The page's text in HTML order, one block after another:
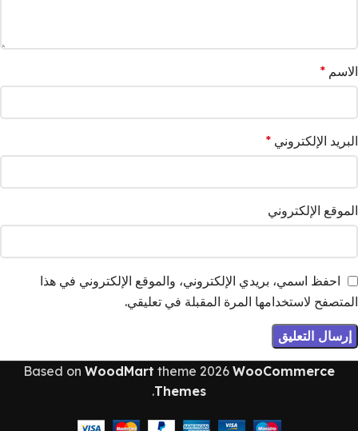
الاسم *
البريد الإلكتروني *
الموقع الإلكتروني
احفظ اسمي، بريدي الإلكتروني، والموقع الإلكتروني في هذا
المتصفح لاستخدامها المرة المقبلة في تعليقي.
Based on WoodMart theme 2026 WooCommerce
Themes
.